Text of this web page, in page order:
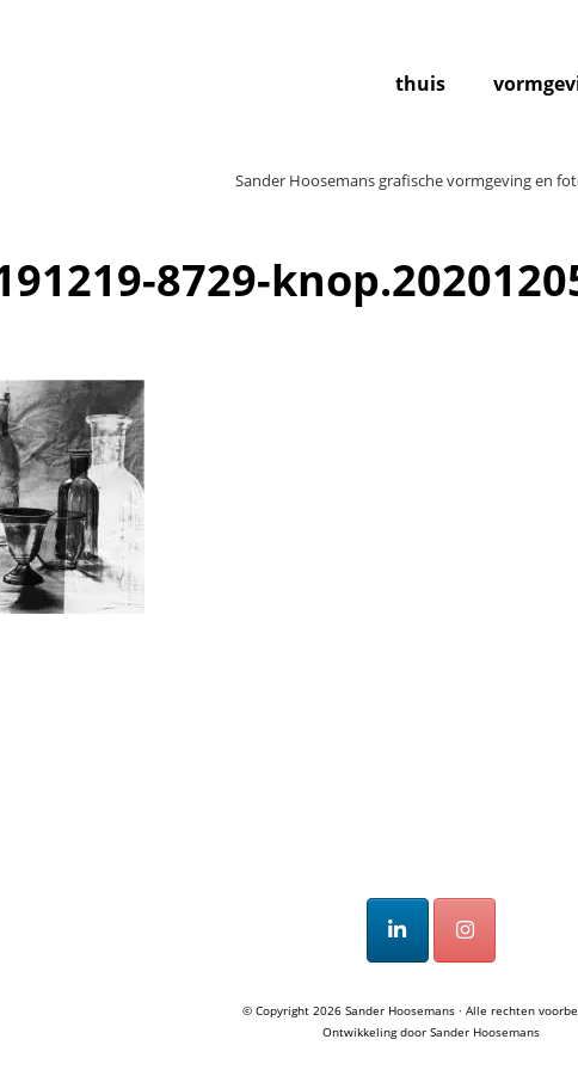
thuis
Sander Hoosemans grafische vormgeving en
8729-
© Copyright 2026 Sander Hoosemans· Alle rechten
Ontwikkeling door Sander Hoosemans